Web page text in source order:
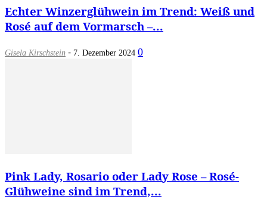
Echter Winzerglühwein im Trend: Weiß und
Rosé auf dem Vormarsch –...
Gisela Kirschstein - 7. Dezember 2024 0
Pink Lady, Rosario oder Lady Rose – Rosé-
Glühweine sind im Trend,...